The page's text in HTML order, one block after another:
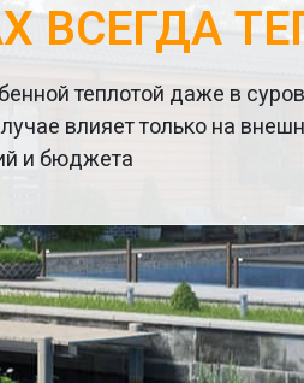
ВСЕГДА
теплотой даже в
влияет только на
и бюджета